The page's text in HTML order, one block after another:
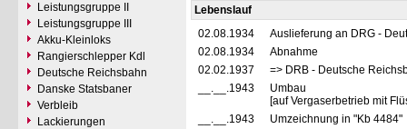
Leistungsgruppe II
Leistungsgruppe III
Akku-Kleinloks
Rangierschlepper Kdl
Deutsche Reichsbahn
Danske Statsbaner
Verbleib
Lackierungen
Lebenslauf
02.08.1934
Auslieferung an DRG -
02.08.1934
Abnahme
02.02.1937
=> DRB - Deutsche
__.__.1943
Umbau
[auf Vergaserbetrieb mit
__.__.1943
Umzeichnung in "Kb 4484"